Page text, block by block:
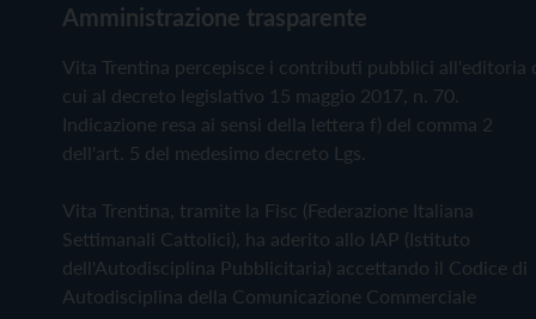
Amministrazione trasparente
Vita Trentina percepisce i contributi pubblici all'editoria
cui al decreto legislativo 15 maggio 2017, n. 70.
Indicazione resa ai sensi della lettera f) del comma 2
dell'art. 5 del medesimo decreto Lgs.
Vita Trentina, tramite la Fisc (Federazione Italiana
Settimanali Cattolici), ha aderito allo IAP (Istituto
dell'Autodisciplina Pubblicitaria) accettando il Codice di
Autodisciplina della Comunicazione Commerciale